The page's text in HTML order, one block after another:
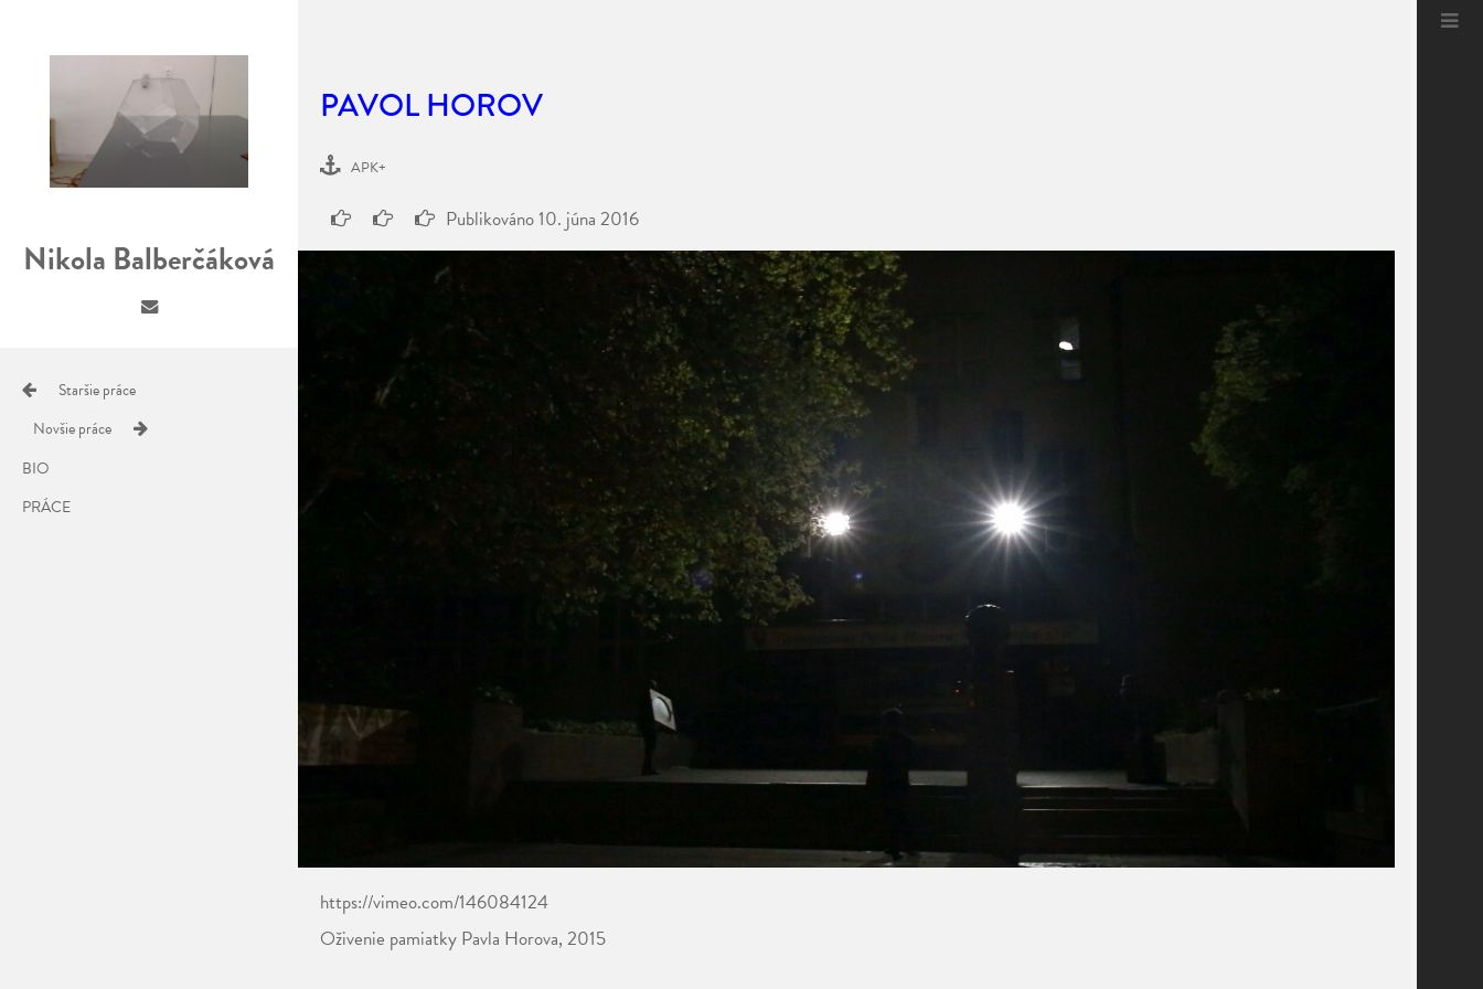
Nikola Balberčáková
Staršie práce
Novšie práce
BIO
PRÁCE
PAVOL HOROV
APK+
Publikováno10. júna 2016
https://vimeo.com/146084124
Oživenie pamiatky Pavla Horova, 2015